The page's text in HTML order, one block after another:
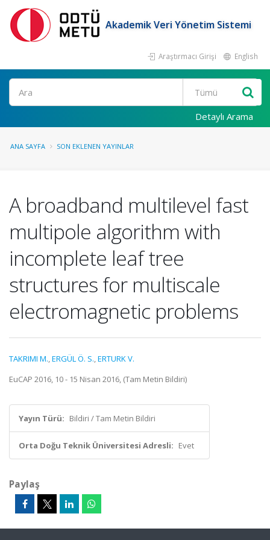
Akademik Veri Yönetim Sistemi
Araştırmacı Girişi English
Ara
Detaylı Arama
ANA SAYFA SON EKLENEN YAYINLAR
A broadband multilevel fast
multipole algorithm with
incomplete leaf tree
structures for multiscale
electromagnetic problems
TAKRIMI M.,ERGÜL Ö. S.,ERTURK V.
EuCAP 2016, 10 - 15 Nisan 2016, (Tam Metin Bildiri)
Yayın Türü: Bildiri / Tam Metin Bildiri
Orta Doğu Teknik Üniversitesi Adresli: Evet
Paylaş